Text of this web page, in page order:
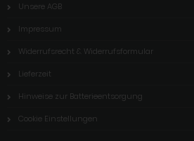
Unsere AGB
Impressum
Widerrufsrecht & Widerrufsformular
Lieferzeit
Hinweise zur Batterieentsorgung
Cookie Einstellungen